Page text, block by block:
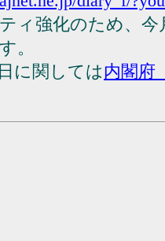
ィ強化のため、今
。
に関しては内閣府